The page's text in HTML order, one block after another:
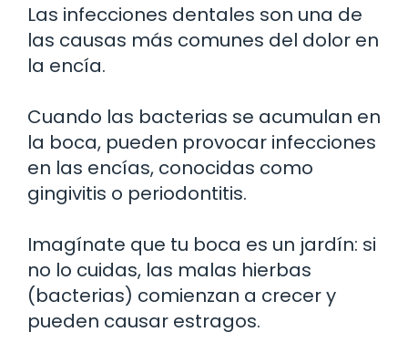
Las infecciones dentales son una de
las causas más comunes del dolor en
la encía.
Cuando las bacterias se acumulan en
la boca, pueden provocar infecciones
en las encías, conocidas como
gingivitis o periodontitis.
Imagínate que tu boca es un jardín: si
no lo cuidas, las malas hierbas
(bacterias) comienzan a crecer y
pueden causar estragos.